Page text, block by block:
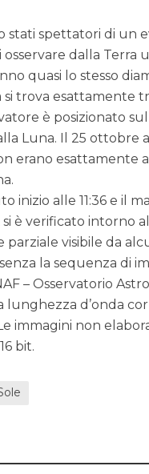
stati spettatori di un
dalla Terra
quasi lo stesso
trova esattamente
è posizionato
Luna. Il 25 ottobre
erano
inizio alle 11:36 e il
è verificato intorno
parziale visibile da
la sequenza di
– Osservatorio
lunghezza d’onda
immagini non
bit.